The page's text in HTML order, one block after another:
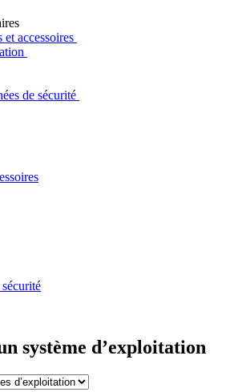
et accessoires
de sécurité
système d’exploitation